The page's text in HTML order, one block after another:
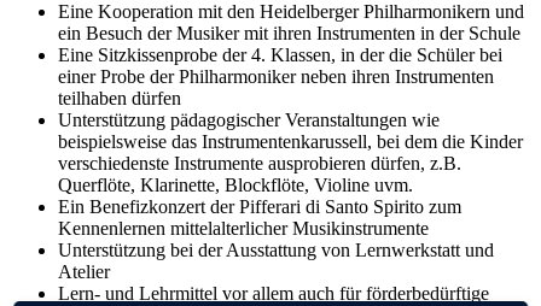
Eine Kooperation mit den Heidelberger Philharmonikern und
ein Besuch der Musiker mit ihren Instrumenten in der Schule
Eine Sitzkissenprobe der 4. Klassen, in der die Schüler bei
einer Probe der Philharmoniker neben ihren Instrumenten
teilhaben dürfen
Unterstützung pädagogischer Veranstaltungen wie
beispielsweise das Instrumentenkarussell, bei dem die Kinder
verschiedenste Instrumente ausprobieren dürfen, z.B.
Querflöte, Klarinette, Blockflöte, Violine uvm.
Ein Benefizkonzert der Pifferari di Santo Spirito zum
Kennenlernen mittelalterlicher Musikinstrumente
Unterstützung bei der Ausstattung von Lernwerkstatt und
Atelier
Lern- und Lehrmittel vor allem auch für förderbedürftige